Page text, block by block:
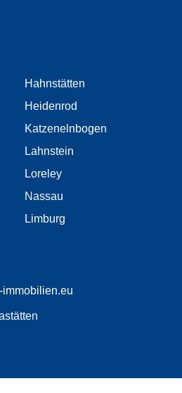
Hahnstätten
Heidenrod
Katzenelnbogen
Lahnstein
Loreley
Nassau
Limburg
immobilien.eu